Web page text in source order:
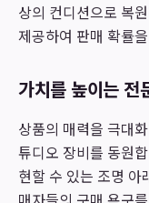
상의 컨디션으로 복
제공하여 판매 확률
가치를 높이는 전
상품의 매력을 극대
튜디오 장비를 동원
현할 수 있는 조명 아